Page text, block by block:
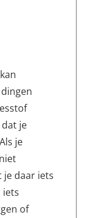
je
je
je daar iets
iets
of